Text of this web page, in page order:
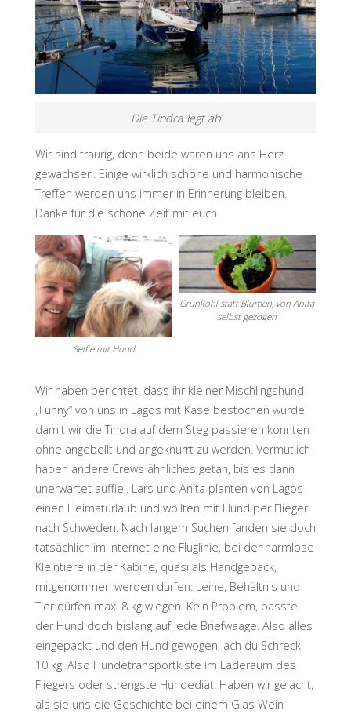
Die Tindra legt ab
Wir sind traurig, denn beide waren uns ans Herz
gewachsen. Einige wirklich schöne und harmonische
Treffen werden uns immer in Erinnerung bleiben.
Danke für die schöne Zeit mit euch.
Selfie mit Hund
Grünkohl statt Blumen, von Anita
selbst gezogen
Wir haben berichtet, dass ihr kleiner Mischlingshund
„Funny“ von uns in Lagos mit Käse bestochen wurde,
damit wir die Tindra auf dem Steg passieren konnten
ohne angebellt und angeknurrt zu werden. Vermutlich
haben andere Crews ähnliches getan, bis es dann
unerwartet auffiel. Lars und Anita planten von Lagos
einen Heimaturlaub und wollten mit Hund per Flieger
nach Schweden. Nach langem Suchen fanden sie doch
tatsächlich im Internet eine Fluglinie, bei der harmlose
Kleintiere in der Kabine, quasi als Handgepäck,
mitgenommen werden dürfen. Leine, Behältnis und
Tier dürfen max. 8 kg wiegen. Kein Problem, passte
der Hund doch bislang auf jede Briefwaage. Also alles
eingepackt und den Hund gewogen, ach du Schreck
10 kg. Also Hundetransportkiste im Laderaum des
Fliegers oder strengste Hundediät. Haben wir gelacht,
als sie uns die Geschichte bei einem Glas Wein